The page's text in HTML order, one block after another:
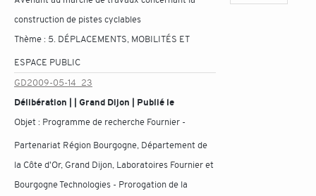
construction de pistes cyclables
Thème : 5. DÉPLACEMENTS, MOBILITÉS ET
ESPACE PUBLIC
GD2009-05-14_23
Délibération | | Grand Dijon | Publié le
Objet : Programme de recherche Fournier -
Partenariat Région Bourgogne, Département de
la Côte d'Or, Grand Dijon, Laboratoires Fournier et
Bourgogne Technologies - Prorogation de la